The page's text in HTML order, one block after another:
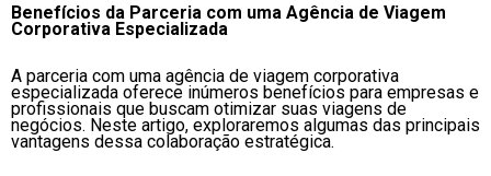
Benefícios da Parceria com uma Agência de Viagem
Corporativa Especializada
A parceria com uma agência de viagem corporativa
especializada oferece inúmeros benefícios para empresas e
profissionais que buscam otimizar suas viagens de
negócios. Neste artigo, exploraremos algumas das principais
vantagens dessa colaboração estratégica.